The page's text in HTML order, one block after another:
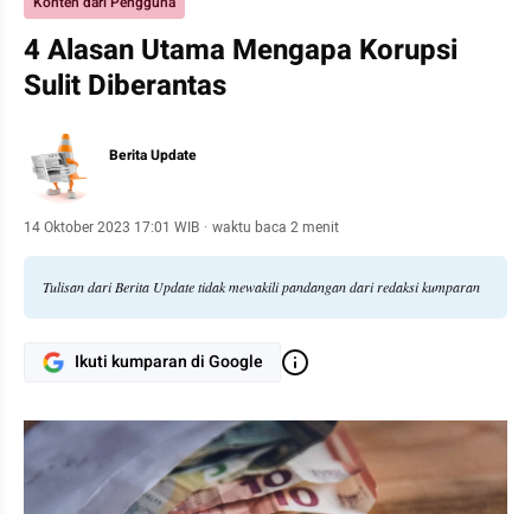
4 Alasan Utama Mengapa Korupsi
Sulit Diberantas
Berita Update
14 Oktober 2023 17:01 WIB · waktu baca 2 menit
Tulisan dari Berita Update tidak mewakili pandangan dari redaksi kumparan
Ikuti kumparan di Google